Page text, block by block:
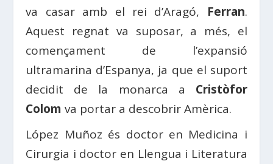
va casar amb el rei d’Aragó, Ferran.
Aquest regnat va suposar, a més, el
començament de l’expansió
ultramarina d’Espanya, ja que el suport
decidit de la monarca a Cristòfor
Colom va portar a descobrir Amèrica.
López Muñoz és doctor en Medicina i
Cirurgia i doctor en Llengua i Literatura